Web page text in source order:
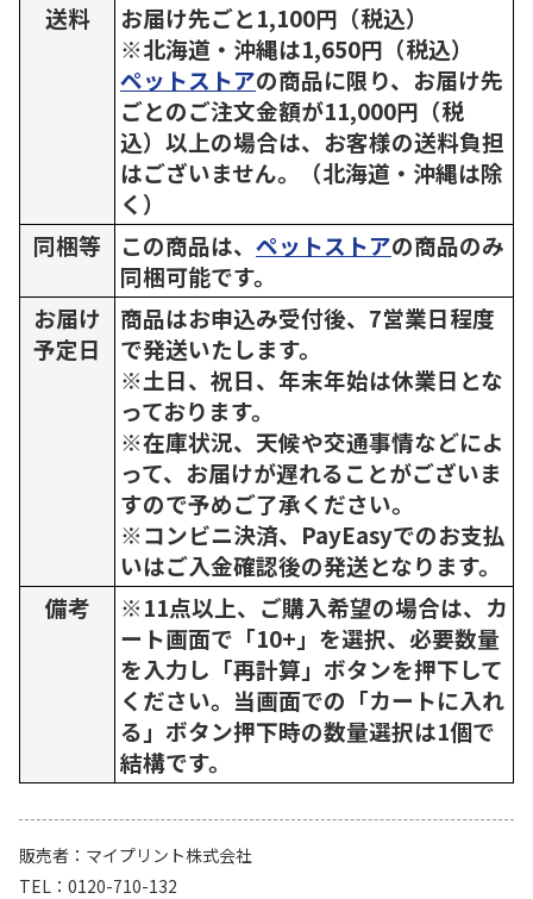
送料
お届け先ごと1,100円（税込）
※北海道・沖縄は1,650円（税込）
ペットストアの商品に限り、お届け先
ごとのご注文金額が11,000円（税
込）以上の場合は、お客様の送料負担
はございません。（北海道・沖縄は除
く）
同梱等
この商品は、 ペットストアの商品のみ
同梱可能です。
お届け
予定日
商品はお申込み受付後、7営業日程度
で発送いたします。
※土日、祝日、年末年始は休業日とな
っております。
※在庫状況、天候や交通事情などによ
って、お届けが遅れることがございま
すので予めご了承ください。
※コンビニ決済、PayEasyでのお支払
いはご入金確認後の発送となります。
備考
※11点以上、ご購入希望の場合は、カ
ート画面で「10+」を選択、必要数量
を入力し「再計算」ボタンを押下して
ください。当画面での「カートに入れ
る」ボタン押下時の数量選択は1個で
結構です。
販売者
マイプリント株式会社
TEL
0120-710-132